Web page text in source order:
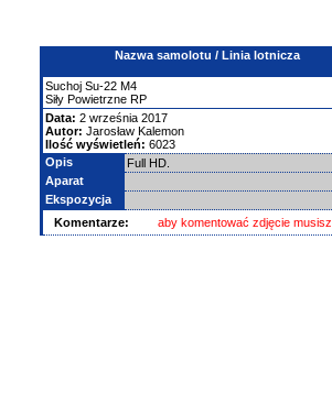
Nazwa samolotu / Linia lotnicza
Suchoj Su-22 M4
Siły Powietrzne RP
Data: 2 września 2017
Autor: Jarosław Kalemon
Ilość wyświetleń: 6023
Opis
Full HD.
Aparat
Ekspozycja
Komentarze:
aby komentować zdjęcie musisz